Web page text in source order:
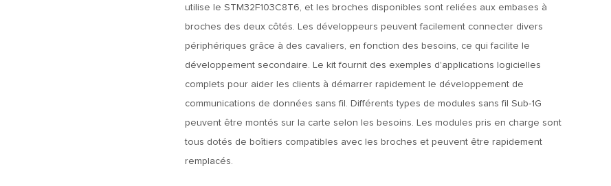
utilise le STM32F103C8T6, et les broches disponibles sont reliées aux embases à
broches des deux côtés. Les développeurs peuvent facilement connecter divers
périphériques grâce à des cavaliers, en fonction des besoins, ce qui facilite le
développement secondaire. Le kit fournit des exemples d'applications logicielles
complets pour aider les clients à démarrer rapidement le développement de
communications de données sans fil. Différents types de modules sans fil Sub-1G
peuvent être montés sur la carte selon les besoins. Les modules pris en charge sont
tous dotés de boîtiers compatibles avec les broches et peuvent être rapidement
remplacés.